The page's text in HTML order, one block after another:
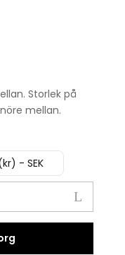
Storlek på
mellan.
- SEK